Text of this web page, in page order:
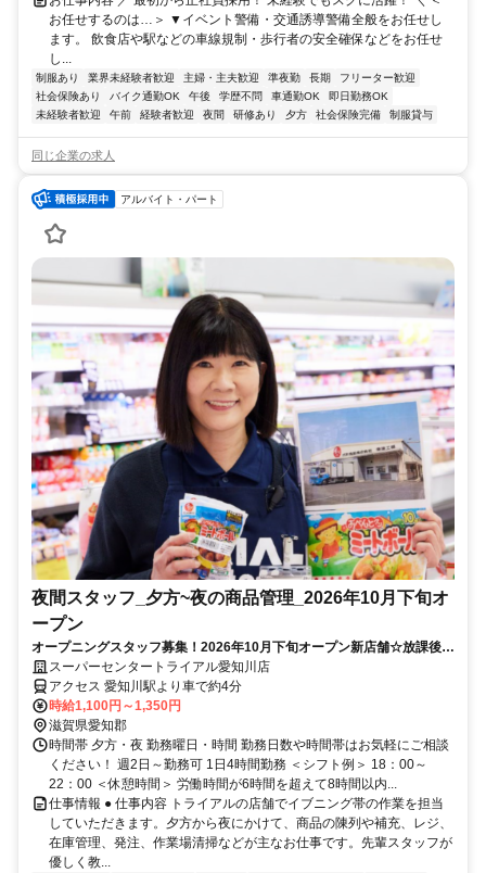
お任せするのは…＞ ▼イベント警備・交通誘導警備全般をお任せし
ます。 飲食店や駅などの車線規制・歩行者の安全確保などをお任せ
し...
制服あり 業界未経験者歓迎 主婦・主夫歓迎 準夜勤 長期
フリーター歓迎
社会保険あり
バイク通勤OK 午後 学歴不問 車通勤OK
即日勤務OK
未経験者歓迎
午前 経験者歓迎 夜間 研修あり 夕方 社会保険完備 制服貸与
同じ企業の求人
アルバイト・パート
夜間スタッフ_夕方~夜の商品管理_2026年10月下旬オ
ープン
オープニングスタッフ募集！2026年10月下旬オープン新店舗☆放課後学
生◎品出し・陳列作業♪
スーパーセンタートライアル愛知川店
アクセス 愛知川駅より車で約4分
時給1,100円～1,350円
滋賀県愛知郡
時間帯 夕方・夜 勤務曜日・時間 勤務日数や時間帯はお気軽にご相談
ください！ 週2日～勤務可 1日4時間勤務 ＜シフト例＞ 18：00～
22：00 ＜休憩時間＞ 労働時間が6時間を超えて8時間以内...
仕事情報 ● 仕事内容 トライアルの店舗でイブニング帯の作業を担当
していただきます。夕方から夜にかけて、商品の陳列や補充、レジ、
在庫管理、発注、作業場清掃などが主なお仕事です。先輩スタッフが
優しく教...